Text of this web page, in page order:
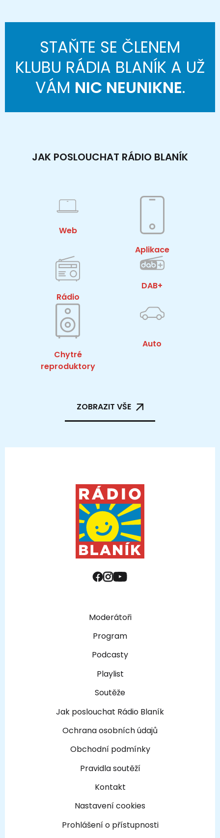
STAŇTE SE ČLENEM
KLUBU RÁDIA BLANÍK A UŽ
VÁM NIC NEUNIKNE.
JAK POSLOUCHAT RÁDIO BLANÍK
Web
Aplikace
Rádio
DAB+
Chytré
reproduktory
Auto
ZOBRAZIT VŠE
Moderátoři
Program
Podcasty
Playlist
Soutěže
Jak poslouchat Rádio Blaník
Ochrana osobních údajů
Obchodní podmínky
Pravidla soutěží
Kontakt
Nastavení cookies
Prohlášení o přístupnosti